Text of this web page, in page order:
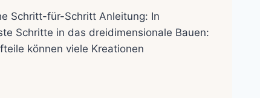
Schritt-für-Schritt Anleitung: In
Schritte in das dreidimensionale Bauen:
können viele Kreationen